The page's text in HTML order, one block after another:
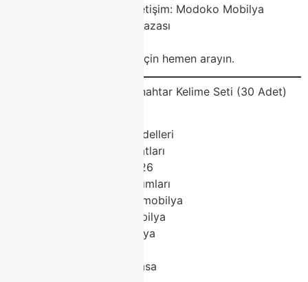
mağazamıza bekliyoruz!İletişim: Modoko Mobilya
Merkezi – Classhome Mağazası
Telefon: Randevu ve bilgi için hemen arayın.
SEO ve Reklam Uyumlu Anahtar Kelime Seti (30 Adet)
Modoko mobilya modelleri
Modoko mobilya fiyatları
Modoko mobilya 2026
Modoko mobilya takımları
Classhome Modoko mobilya
Modoko modern mobilya
Modoko klasik mobilya
Modoko porselen masa